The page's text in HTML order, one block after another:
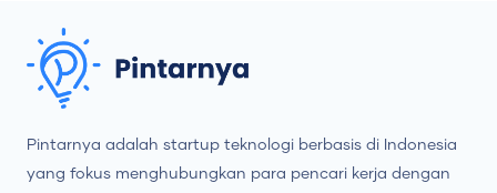
Pintarnya adalah startup teknologi berbasis di Indonesia
yang fokus menghubungkan para pencari kerja dengan